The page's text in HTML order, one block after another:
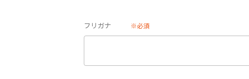
フリガナ ※必須